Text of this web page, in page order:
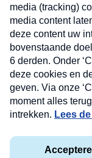
Privacyverklaring
Nieuwsbrief
Neem hier een
nieuwsbrief.